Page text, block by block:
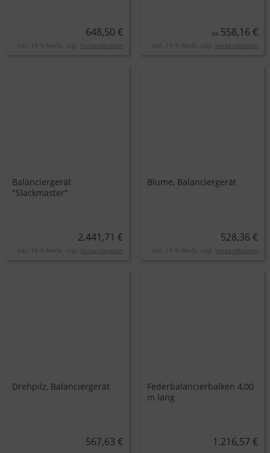
648,50 €
inkl. 19 % MwSt. zzgl. Versandkosten
ab 558,16 €
inkl. 19 % MwSt. zzgl. Versandkosten
Balanciergerät
"Slackmaster"
2.441,71 €
inkl. 19 % MwSt. zzgl. Versandkosten
Blume, Balanciergerät
528,36 €
inkl. 19 % MwSt. zzgl. Versandkosten
Drehpilz, Balanciergerät
567,63 €
Federbalancierbalken 4,00
m lang
1.216,57 €